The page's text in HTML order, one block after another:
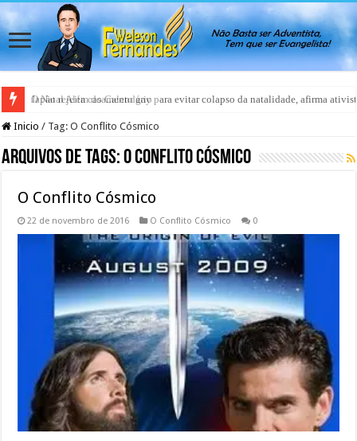
Japão rejeita casamento gay para evitar colapso da natalidade, afirma
Inicio / Tag:O Conflito Cósmico
Arquivos de Tags:O Conflito Cósmico
O Conflito Cósmico
22 de novembro de 2016 O Conflito Cósmico 0